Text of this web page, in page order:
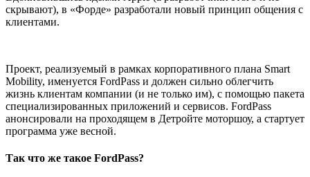
скрывают), в «Форде» разработали новый принцип общения с
клиентами.
Проект, реализуемый в рамках корпоративного плана Smart
Mobility, именуется FordPass и должен сильно облегчить
жизнь клиентам компании (и не только им), с помощью пакета
специализированных приложений и сервисов. FordPass
анонсировали на проходящем в Детройте моторшоу, а стартует
программа уже весной.
Так что же такое FordPass?